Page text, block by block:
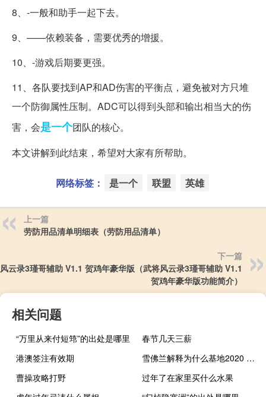
8、-一般和助手一起下去。
9、——依赖装备，需要优秀的增援。
10、-游戏后期要更强。
11、各队要找到AP和AD伤害的平衡点，避免被对方只堆
一个防御属性压制。ADC可以得到头部和输出相当大的伤
害，会是一个团队的核心。
本文讲解到此结束，希望对大家有所帮助。
网络标签： 是一个 联盟 英雄
上一篇
劳防用品清单明细表（劳防用品清单）
下一篇
云录3瑾哥辅助 V1.1 贺鸡年豪华版（武将风云录3瑾哥辅助 V1.1
贺鸡年豪华版功能简介）
相关问题
“万里从来付短筇”的出处是哪里
春节几天三薪
港澳签注有效期
雪佛兰解释为什么基地2020 Corvette黄貂鱼有全季节轮胎
曹操攻略打野
过年了在家里买什么水果